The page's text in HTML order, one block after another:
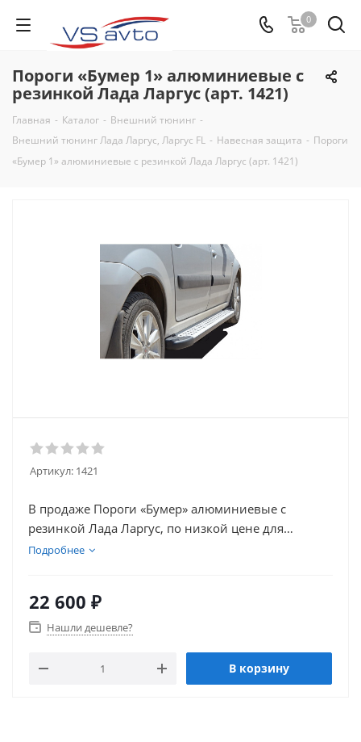
0
Пороги «Бумер 1» алюминиевые с
резинкой Лада Ларгус (арт. 1421)
Главная - Каталог - Внешний тюнинг -
Внешний тюнинг Лада Ларгус, Ларгус FL - Навесная защита - Пороги
«Бумер 1» алюминиевые с резинкой Лада Ларгус (арт. 1421)
Артикул: 1421
В продаже Пороги «Бумер» алюминиевые с
резинкой Лада Ларгус, по низкой цене для
улучшения удобства вашего автомобиля.
Подробнее
22 600 ₽
Нашли дешевле?
В корзину